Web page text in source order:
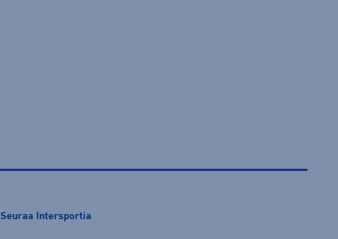
Seuraa Intersportia